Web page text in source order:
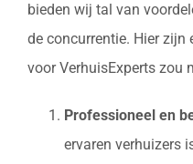
bieden wij tal van
de concurrentie. Hier zijn
voor VerhuisExperts zou
Professioneel en
ervaren verhuizers